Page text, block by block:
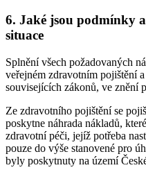
6. Jaké jsou podmínky
situace
Splnění všech požadovaných
veřejném zdravotním pojištění
souvisejících zákonů, ve znění
Ze zdravotního pojištění se
poskytne náhrada nákladů,
zdravotní péči, jejíž potřeba
pouze do výše stanovené pro
byly poskytnuty na území